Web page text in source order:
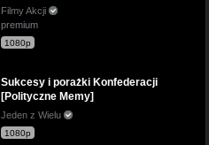
Filmy Akcji
premium
1080p
Sukcesy i porażki Konfederacji
[Polityczne Memy]
Jeden z Wielu
1080p